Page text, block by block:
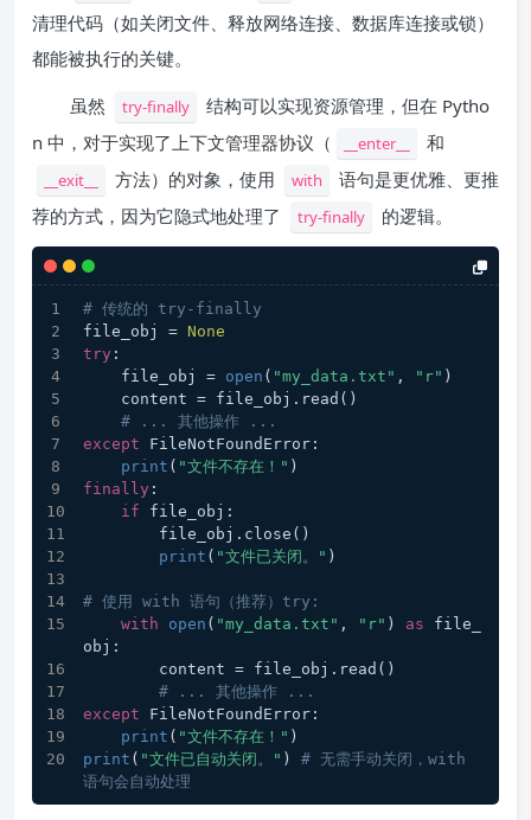
清理代码（如关闭文件、释放网络连接、数据库连接或锁）
都能被执行的关键。
虽然
try-finally
结构可以实现资源管理，但在 Pytho
n 中，对于实现了上下文管理器协议（
__enter__ 和
__exit__ 方法）的对象，使用 with
语句是更优雅、更推
荐的方式，因为它隐式地处理了
try-finally 的逻辑。
# 传统的 try-finally
file_obj = None
try :
    file_obj =
open ( "my_data.txt" , "r" )
    content = file_obj.read()
# ... 其他操作 ...
except FileNotFoundError:
print ( "文件不存在！" )
finally :
if file_obj:
        file_obj.close()
print ( "文件已关闭。" )
# 使用 with 语句（推荐）try:
with
open ( "my_data.txt" , "r" ) as file_
obj:
        content = file_obj.read()
# ... 其他操作 ...
except FileNotFoundError:
print ( "文件不存在！" )
print ( "文件已自动关闭。" ) # 无需手动关闭，with
语句会自动处理